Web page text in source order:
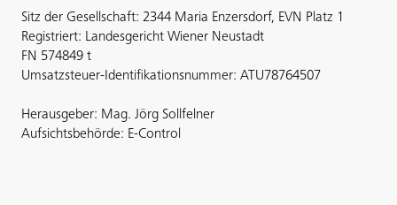
Sitz der Gesellschaft: 2344 Maria Enzersdorf, EVN Platz 1
Registriert: Landesgericht Wiener Neustadt
FN 574849 t
Umsatzsteuer-Identifikationsnummer: ATU78764507
Herausgeber: Mag. Jörg Sollfelner
Aufsichtsbehörde: E-Control